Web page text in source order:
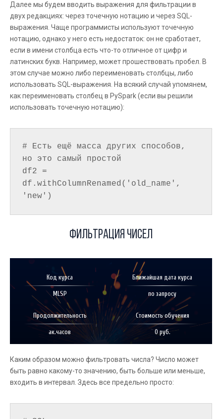
Далее мы будем вводить выражения для фильтрации в
двух редакциях: через точечную нотацию и через SQL-
выражения. Чаще программисты используют точечную
нотацию, однако у него есть недостаток: он не сработает,
если в имени столбца есть что-то отличное от цифр и
латинских букв. Например, может прошествовать пробел. В
этом случае можно либо переименовать столбцы, либо
использовать SQL-выражения. На всякий случай упомянем,
как переименовать столбец в PySpark (если вы решили
использовать точечную нотацию):
# Есть ещё масса других способов,
но это самый простой
df2 =
df.withColumnRenamed('old_name',
Фильтрация чисел
Код курса
MLSP
Ближайшая дата курса
по запросу
Продолжительность
ак.часов
Стоимость обучения
0 руб.
Каким образом можно фильтровать числа? Число может
быть равно какому-то значению, быть больше или меньше,
входить в интервал. Здесь все предельно просто: